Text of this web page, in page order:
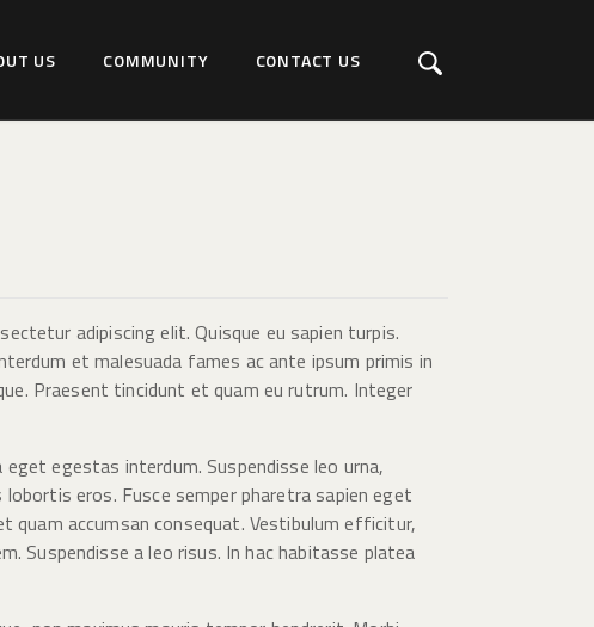
US COMMUNITY CONTACT US
adipiscing elit. Quisque eu sapien turpis.
et malesuada fames ac ante ipsum primis in
Praesent tincidunt et quam eu rutrum. Integer
egestas interdum. Suspendisse leo urna,
eros. Fusce semper pharetra sapien eget
accumsan consequat. Vestibulum efficitur,
Suspendisse a leo risus. In hac habitasse platea